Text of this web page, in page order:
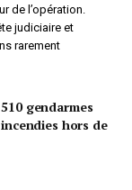
de l’opération.
judiciaire et
rarement
gendarmes
hors de